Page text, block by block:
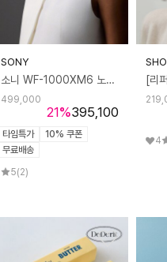
SONY
소니 WF-1000XM6 노이즈캔슬링 이어폰
21%
499,000
395,100
타임특가
10% 쿠폰
무료배송
5(2)
4